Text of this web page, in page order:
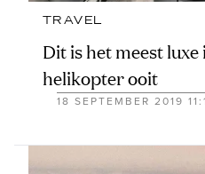
TRAVEL
Dit is het meest
helikopter ooit
18 SEPTEMBER 2019